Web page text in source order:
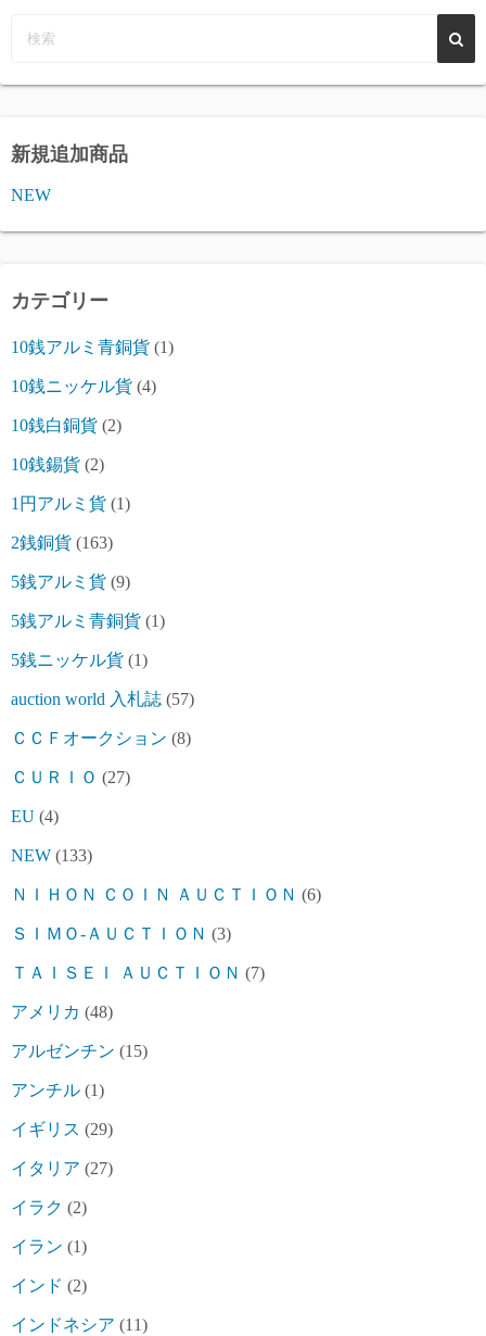
新規追加商品
NEW
カテゴリー
10銭アルミ青銅貨 (1)
10銭ニッケル貨 (4)
10銭白銅貨 (2)
10銭錫貨 (2)
1円アルミ貨 (1)
2銭銅貨 (163)
5銭アルミ貨 (9)
5銭アルミ青銅貨 (1)
5銭ニッケル貨 (1)
auction world 入札誌 (57)
ＣＣＦオークション (8)
ＣＵＲＩＯ (27)
EU (4)
NEW (133)
ＮＩＨＯＮ ＣＯＩＮ ＡＵＣＴＩＯＮ (6)
ＳＩＭＯ-ＡＵＣＴＩＯＮ (3)
ＴＡＩＳＥＩ ＡＵＣＴＩＯＮ (7)
アメリカ (48)
アルゼンチン (15)
アンチル (1)
イギリス (29)
イタリア (27)
イラク (2)
イラン (1)
インド (2)
インドネシア (11)